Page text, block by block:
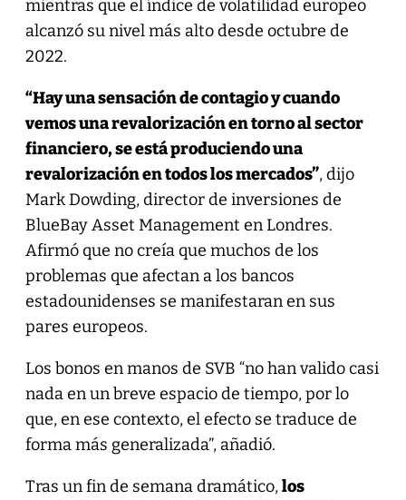
mientras que el índice de volatilidad europeo
alcanzó su nivel más alto desde octubre de
2022.
“Hay una sensación de contagio y cuando
vemos una revalorización en torno al sector
financiero, se está produciendo una
revalorización en todos los mercados”, dijo
Mark Dowding, director de inversiones de
BlueBay Asset Management en Londres.
Afirmó que no creía que muchos de los
problemas que afectan a los bancos
estadounidenses se manifestaran en sus
pares europeos.
Los bonos en manos de SVB “no han valido casi
nada en un breve espacio de tiempo, por lo
que, en ese contexto, el efecto se traduce de
forma más generalizada”, añadió.
Tras un fin de semana dramático,los